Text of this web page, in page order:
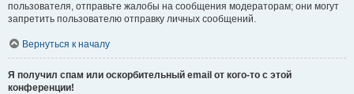
пользователя, отправьте жалобы на сообщения модераторам; они могут
запретить пользователю отправку личных сообщений.
Вернуться к началу
Я получил спам или оскорбительный email от кого-то с этой
конференции!